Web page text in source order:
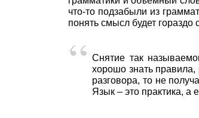
что-то подзабыли из
понять смысл будет гораздо
Снятие так
хорошо знать правила,
разговора, то не
Язык – это практика, а